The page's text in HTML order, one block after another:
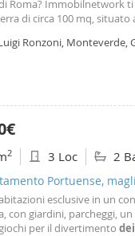
Roma? Immobilnetwork
di circa 100 mq,
deiservizi urbani al
Ronzoni, Monteverde,
2 3 Loc 2
Portuense,
esclusive in un
con giardini, parcheggi,
giochi per il divertimento dei